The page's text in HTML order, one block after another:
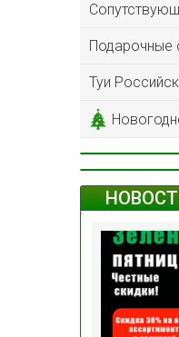
Подарочные
Туи